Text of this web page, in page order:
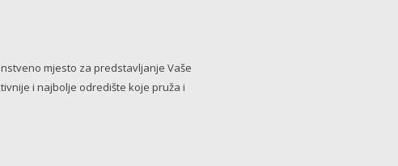
mjesto za predstavljanje Vaše
i najbolje odredište koje pruža i